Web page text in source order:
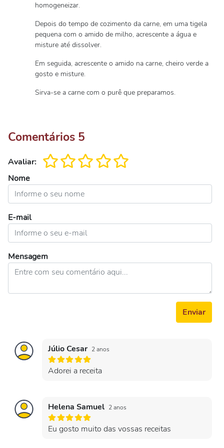
homogeneizar.
Depois do tempo de cozimento da carne, em uma tigela
pequena com o amido de milho, acrescente a água e
misture até dissolver.
Em seguida, acrescente o amido na carne, cheiro verde a
gosto e misture.
Sirva-se a carne com o purê que preparamos.
Comentários 5
Avaliar:
Nome
E-mail
Mensagem
Enviar
Júlio Cesar 2 anos
Adorei a receita
Helena Samuel 2 anos
Eu gosto muito das vossas receitas